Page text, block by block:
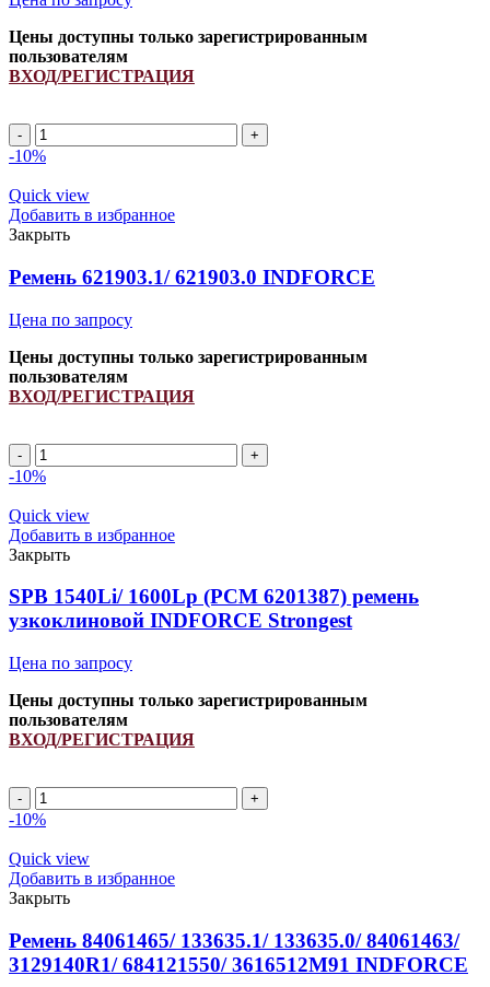
Цены доступны только зарегистрированным
пользователям
ВХОД/РЕГИСТРАЦИЯ
SPA
1655Li/
ремень
узкоклиновой
INDFORCE
Strongest
quantity
-10%
Quick view
Добавить в избранное
Закрыть
Ремень 621903.1/ 621903.0 INDFORCE
Цена по запросу
Цены доступны только зарегистрированным
пользователям
ВХОД/РЕГИСТРАЦИЯ
Ремень
621903.1/
INDFORCE
quantity
-10%
Quick view
Добавить в избранное
Закрыть
SPB 1540Li/ 1600Lp (РСМ 6201387) ремень
узкоклиновой INDFORCE Strongest
Цена по запросу
Цены доступны только зарегистрированным
пользователям
ВХОД/РЕГИСТРАЦИЯ
SPB
1540Li/
(РСМ
6201387)
ремень
узкоклиновой
INDFORCE
Strongest
quantity
-10%
Quick view
Добавить в избранное
Закрыть
Ремень 84061465/ 133635.1/ 133635.0/ 84061463/
3129140R1/ 684121550/ 3616512M91 INDFORCE